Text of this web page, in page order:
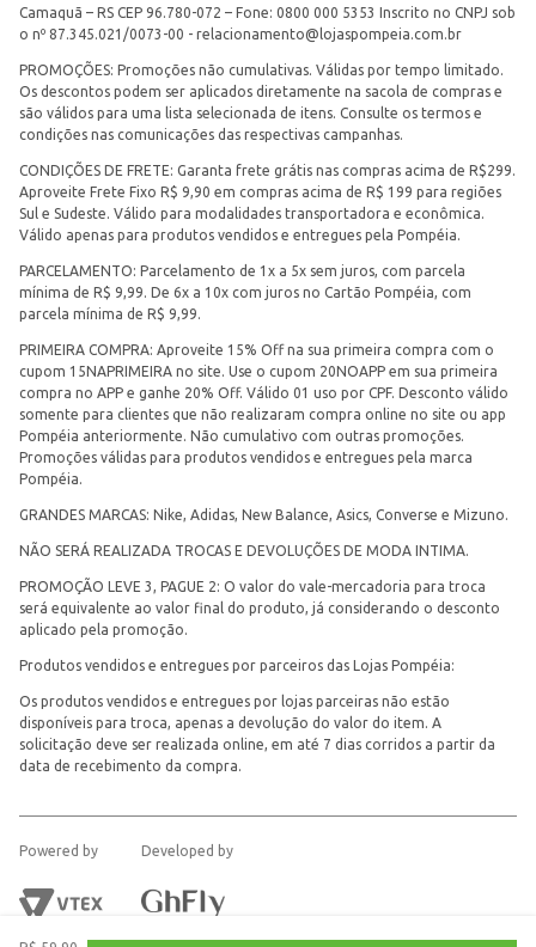
Camaquã – RS CEP 96.780-072 – Fone: 0800 000 5353 Inscrito no CNPJ sob
o nº 87.345.021/0073-00 - relacionamento@lojaspompeia.com.br
PROMOÇÕES: Promoções não cumulativas. Válidas por tempo limitado.
Os descontos podem ser aplicados diretamente na sacola de compras e
são válidos para uma lista selecionada de itens. Consulte os termos e
condições nas comunicações das respectivas campanhas.
CONDIÇÕES DE FRETE: Garanta frete grátis nas compras acima de R$299.
Aproveite Frete Fixo R$ 9,90 em compras acima de R$ 199 para regiões
Sul e Sudeste. Válido para modalidades transportadora e econômica.
Válido apenas para produtos vendidos e entregues pela Pompéia.
PARCELAMENTO: Parcelamento de 1x a 5x sem juros, com parcela
mínima de R$ 9,99. De 6x a 10x com juros no Cartão Pompéia, com
parcela mínima de R$ 9,99.
PRIMEIRA COMPRA: Aproveite 15% Off na sua primeira compra com o
cupom 15NAPRIMEIRA no site. Use o cupom 20NOAPP em sua primeira
compra no APP e ganhe 20% Off. Válido 01 uso por CPF. Desconto válido
somente para clientes que não realizaram compra online no site ou app
Pompéia anteriormente. Não cumulativo com outras promoções.
Promoções válidas para produtos vendidos e entregues pela marca
Pompéia.
GRANDES MARCAS: Nike, Adidas, New Balance, Asics, Converse e Mizuno.
NÃO SERÁ REALIZADA TROCAS E DEVOLUÇÕES DE MODA INTIMA.
PROMOÇÃO LEVE 3, PAGUE 2: O valor do vale-mercadoria para troca
será equivalente ao valor final do produto, já considerando o desconto
aplicado pela promoção.
Produtos vendidos e entregues por parceiros das Lojas Pompéia:
Os produtos vendidos e entregues por lojas parceiras não estão
disponíveis para troca, apenas a devolução do valor do item. A
solicitação deve ser realizada online, em até 7 dias corridos a partir da
data de recebimento da compra.
Powered by Developed by